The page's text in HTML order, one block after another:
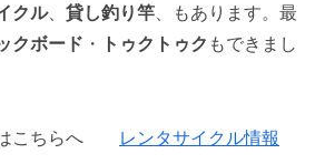
クル、 貸し釣り竿、もあります。最
クボード ・ トゥクトゥク もできまし
こちらへ レンタサイクル情報